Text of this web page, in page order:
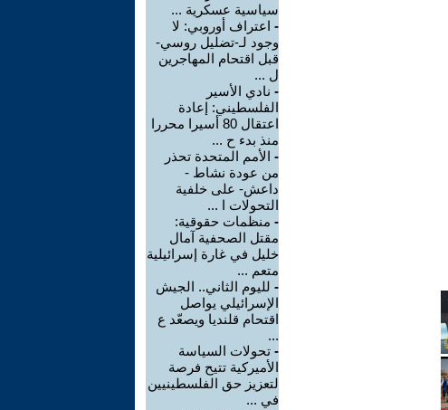
سياسية عسكرية ...
- اعتراف أوروبي: لا
وجود لـ-تضليل روسي-
قبل اقتحام المهاجرين
ل ...
- نادي الأسير
الفلسطيني: إعادة
اعتقال 80 أسيرا محررا
منذ بدء ح ...
- الأمم المتحدة تحذر
من عودة نشاط -
داعش- على خلفية
التحولات ا ...
- منظمات حقوقية:
مقتل الصحفية آمال
خليل في غارة إسرائيلية
متعم ...
- لليوم الثاني.. الجيش
الإسرائيلي يواصل
اقتحام قلنديا ويصعّد ع
...
- تحولات السياسة
الأميركية تتيح فرصة
لتعزيز حق الفلسطينيين
في ...